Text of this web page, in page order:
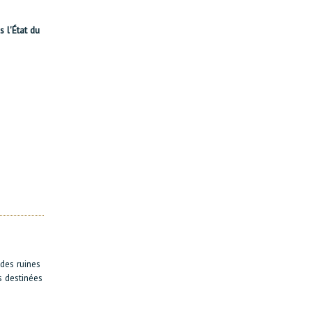
l'État du
ruines
destinées